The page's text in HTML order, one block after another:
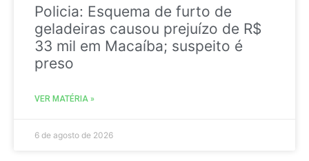
Policia: Esquema de furto de
geladeiras causou prejuízo de R$
33 mil em Macaíba; suspeito é
preso
VER MATÉRIA »
6 de agosto de 2026